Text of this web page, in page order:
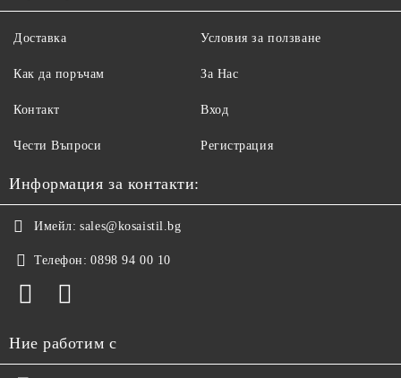
Доставка
Как да поръчам
Контакт
Чести Въпроси
Условия за ползване
За Нас
Вход
Регистрация
Информация за контакти:
Имейл: sales@kosaistil.bg
Телефон: 0898 94 00 10
Ние работим с